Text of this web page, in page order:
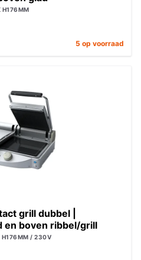
5 op voorraad
grill dubbel |
en boven ribbel/grill
/ 230V